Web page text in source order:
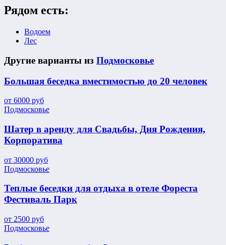
Рядом есть:
Водоем
Лес
Другие варианты из Подмосковье
Большая беседка вместимостью до 20 человек
от 6000 руб
Подмосковье
Шатер в аренду для Свадьбы, Дня Рождения,
Корпоратива
от 30000 руб
Подмосковье
Теплые беседки для отдыха в отеле Фореста
Фестиваль Парк
от 2500 руб
Подмосковье